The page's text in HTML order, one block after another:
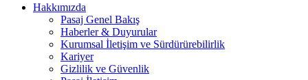
Hakkımızda
Pasaj Genel Bakış
Haberler & Duyurular
Kurumsal İletişim ve Sürdürürebilirlik
Kariyer
Gizlilik ve Güvenlik